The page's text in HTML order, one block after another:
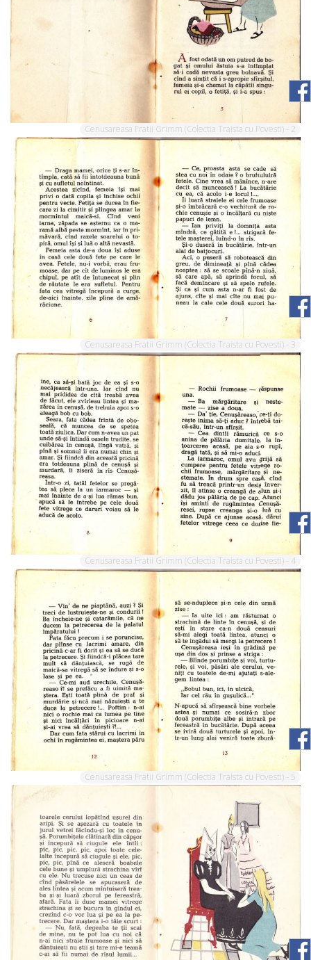
Cenusareasa Fratii Grimm (Colectia Traista cu Povesti) - 2
Cenusareasa Fratii Grimm (Colectia Traista cu Povesti) - 3
Cenusareasa Fratii Grimm (Colectia Traista cu Povesti) - 4
Cenusareasa Fratii Grimm (Colectia Traista cu Povesti) - 5